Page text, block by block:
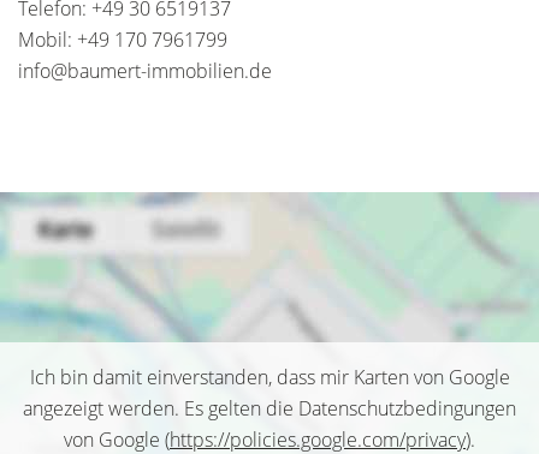
Telefon: +49 30 6519137
Mobil: +49 170 7961799
info@baumert-immobilien.de
Ich bin damit einverstanden, dass mir Karten von Google
angezeigt werden. Es gelten die Datenschutzbedingungen
von Google (https://policies.google.com/privacy).